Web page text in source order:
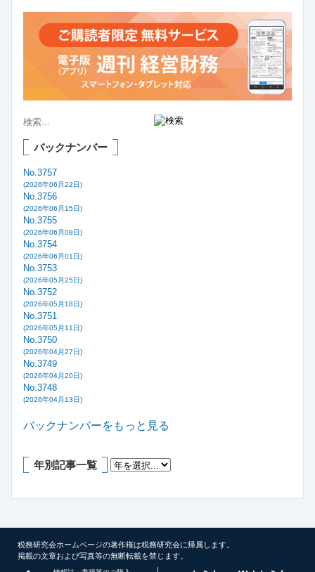
バックナンバー
No.3757
(2026年06月22日)
No.3756
(2026年06月15日)
No.3755
(2026年06月08日)
No.3754
(2026年06月01日)
No.3753
(2026年05月25日)
No.3752
(2026年05月18日)
No.3751
(2026年05月11日)
No.3750
(2026年04月27日)
No.3749
(2026年04月20日)
No.3748
(2026年04月13日)
バックナンバーをもっと見る
年別記事一覧
税務研究会ホームページの著作権は税務研究会に帰属します。
掲載の文章および写真等の無断転載を禁じます。